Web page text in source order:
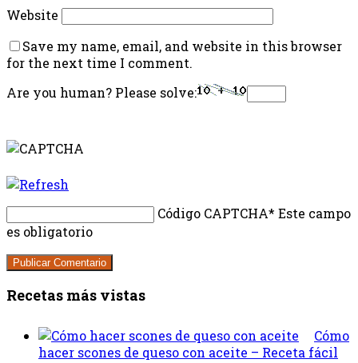
Website
Save my name, email, and website in this browser
for the next time I comment.
Are you human? Please solve:
Código CAPTCHA* Este campo
es obligatorio
Recetas más vistas
Cómo
hacer scones de queso con aceite – Receta fácil